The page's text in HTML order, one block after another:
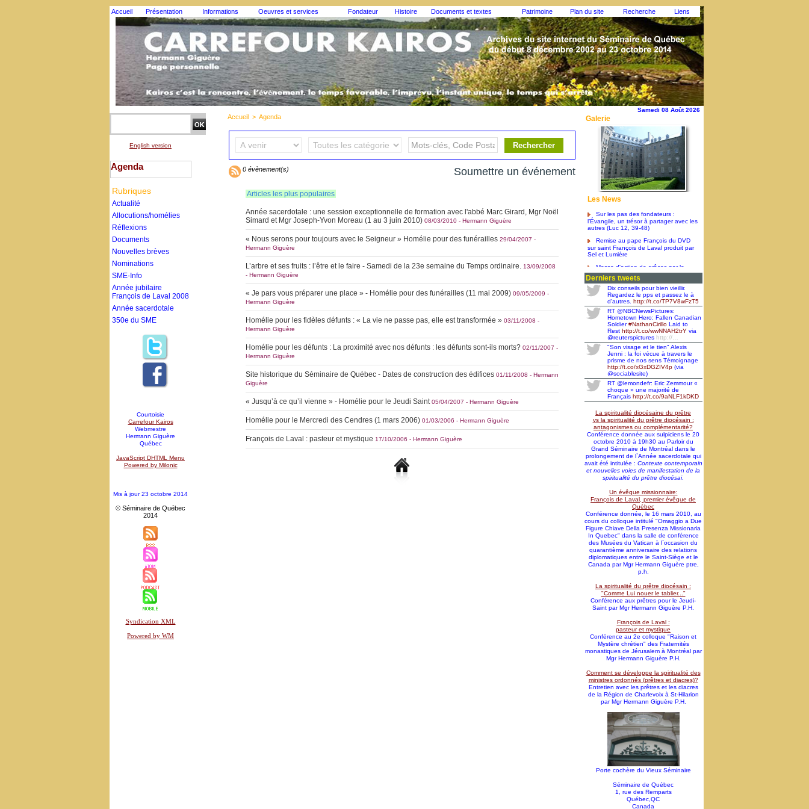
Accueil Présentation Informations Oeuvres et services Fondateur Histoire Documents et textes Patrimoine Plan du site Recherche Liens
Samedi 08 Août 2026
English version
Agenda
Rubriques
Actualité
Allocutions/homélies
Réflexions
Documents
Nouvelles brèves
Nominations
SME-Info
Année jubilaire
François de Laval 2008
Année sacerdotale
350e du SME
Courtoisie
Carrefour Kairos
Webmestre
Hermann Giguère
Québec
JavaScript DHTML Menu
Powered by Milonic
Mis à jour 23 octobre 2014
© Séminaire de Québec
2014
Syndication XML
Powered by WM
Accueil > Agenda
0 évènement(s) Soumettre un événement
Articles les plus populaires
Année sacerdotale : une session exceptionnelle de formation avec l'abbé Marc Girard, Mgr Noël
Simard et Mgr Joseph-Yvon Moreau (1 au 3 juin 2010) 08/03/2010 - Hermann Giguère
« Nous serons pour toujours avec le Seigneur » Homélie pour des funérailles 29/04/2007 -
Hermann Giguère
L’arbre et ses fruits : l’être et le faire - Samedi de la 23e semaine du Temps ordinaire. 13/09/2008
- Hermann Giguère
« Je pars vous préparer une place » - Homélie pour des funérailles (11 mai 2009) 09/05/2009 -
Hermann Giguère
Homélie pour les fidèles défunts : « La vie ne passe pas, elle est transformée » 03/11/2008 -
Hermann Giguère
Homélie pour les défunts : La proximité avec nos défunts : les défunts sont-ils morts? 02/11/2007 -
Hermann Giguère
Site historique du Séminaire de Québec - Dates de construction des édifices 01/11/2008 - Hermann
Giguère
« Jusqu’à ce qu’il vienne » - Homélie pour le Jeudi Saint 05/04/2007 - Hermann Giguère
Homélie pour le Mercredi des Cendres (1 mars 2006) 01/03/2006 - Hermann Giguère
François de Laval : pasteur et mystique 17/10/2006 - Hermann Giguère
Galerie
Les News
l’Évangile, un trésor à partager avec les
autres (Luc 12, 39-48)
sur saint François de Laval produit par
Sel et Lumière
saint François de Laval et sainte Marie
de l'Incarnation
Remise des statuts canoniques à la
Faculté de théologie et de sciences
religieuses de l'Université Laval
Un lancement bienvenu: un DVD sur
saint François de Laval produit par la
télévision Sel et Lumière
Nomination pour l'abbé Jimmy
Rodrigue, membre auxiliaire de la
communauté des prêtres du Séminaire
de Québec
Toujours en renouveau... - Bulletin
d'information SME-Info Vol. 41 n. 3,
sepembre 2014
Côté (1942-2014), prêtre agrégé de la
communauté des prêtres du Séminaire
de Québec
Derniers tweets
Dix conseils pour bien vieillir.
Regardez le pps et passez le à
d'autres. http://t.co/TP7V8wFzT5
RT @NBCNewsPictures:
Hometown Hero: Fallen Canadian
Soldier#NathanCirilloLaid to
Rest http://t.co/wwNNAH2trYvia
@reuterspictures http://…
"Son visage et le tien" Alexis
Jenni : la foi vécue à travers le
prisme de nos sens Témoignage
http://t.co/xGxDGZIV4p(via
@sociablesite)
RT @lemondefr: Eric Zemmour «
choque » une majorité de
Français http://t.co/9aNLF1kDKD
La spiritualité diocésaine du prêtre
vs la spiritualité du prêtre diocésain :
antagonismes ou complémentarité?
Conférence donnée aux sulpiciens le 20
octobre 2010 à 19h30 au Parloir du
Grand Séminaire de Montréal dans le
prolongement de l`Année sacerdotale qui
avait été intitulée : Contexte contemporain
et nouvelles voies de manifestation de la
spiritualité du prêtre diocésai.
Un évêque missionnaire:
François de Laval, premier évêque de
Québec
Conférence donnée, le 16 mars 2010, au
cours du colloque intitulé "Omaggio a Due
Figure Chiave Della Presenza Missionaria
In Quebec" dans la salle de conférence
des Musées du Vatican à l`occasion du
quarantième anniversaire des relations
diplomatiques entre le Saint-Siège et le
Canada par Mgr Hermann Giguère ptre,
p.h.
La spiritualité du prêtre diocésain :
"Comme Lui nouer le tablier..."
Conférence aux prêtres pour le Jeudi-
Saint par Mgr Hermann Giguère P.H.
François de Laval :
pasteur et mystique
Conférence au 2e colloque "Raison et
Mystère chrétien" des Fraternités
monastiques de Jérusalem à Montréal par
Mgr Hermann Giguère P.H.
Comment se développe la spiritualité des
ministres ordonnés (prêtres et diacres)?
Entretien avec les prêtres et les diacres
de la Région de Charlevoix à St-Hilarion
par Mgr Hermann Giguère P.H.
Porte cochère du Vieux Séminaire
Séminaire de Québec
1, rue des Remparts
Québec,QC
Canada